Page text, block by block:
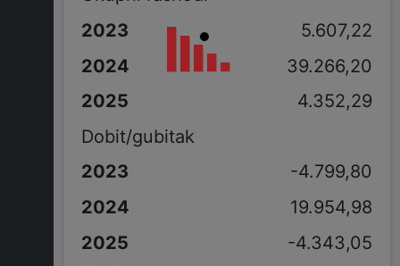
5.607,22
39.266,20
4.352,29
Dobit/gubitak
-4.799,80
19.954,98
-4.343,05